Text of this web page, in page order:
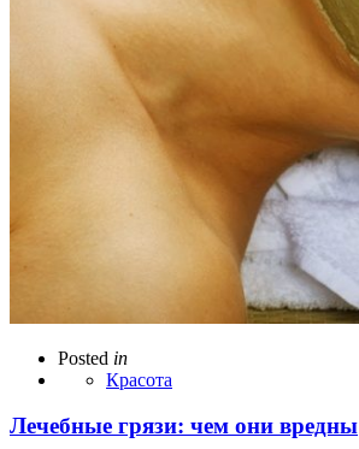
Posted in
Красота
Лечебные грязи: чем они вредны